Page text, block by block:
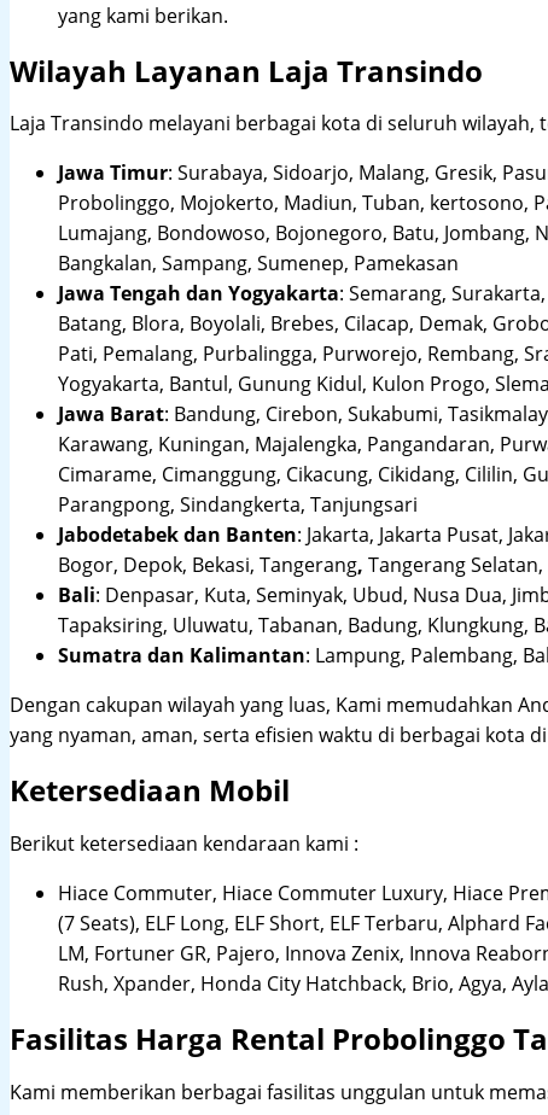
yang kami berikan.
Wilayah Layanan Laja Transindo
Laja Transindo melayani berbagai kota di seluruh wilayah,
Jawa Timur: Surabaya, Sidoarjo, Malang, Gresik,
Probolinggo, Mojokerto, Madiun, Tuban, kertosono,
Lumajang, Bondowoso, Bojonegoro, Batu, Jombang,
Bangkalan, Sampang, Sumenep, Pamekasan
Jawa Tengah dan Yogyakarta: Semarang,
Batang, Blora, Boyolali, Brebes, Cilacap, Demak,
Pati, Pemalang, Purbalingga, Purworejo, Rembang,
Yogyakarta, Bantul, Gunung Kidul, Kulon Progo,
Jawa Barat: Bandung, Cirebon, Sukabumi,
Karawang, Kuningan, Majalengka, Pangandaran,
Cimarame, Cimanggung, Cikacung, Cikidang, Cililin,
Parangpong, Sindangkerta, Tanjungsari
Jabodetabek dan Banten: Jakarta, Jakarta Pusat,
Bogor, Depok, Bekasi, Tangerang, Tangerang
Bali: Denpasar, Kuta, Seminyak, Ubud, Nusa Dua,
Tapaksiring, Uluwatu, Tabanan, Badung, Klungkung,
Sumatra dan Kalimantan: Lampung, Palembang,
Dengan cakupan wilayah yang luas, Kami memudahkan
yang nyaman, aman, serta efisien waktu di berbagai kota
Ketersediaan Mobil
Berikut ketersediaan kendaraan kami :
Hiace Commuter, Hiace Commuter Luxury, Hiace
(7 Seats), ELF Long, ELF Short, ELF Terbaru, Alphard
LM, Fortuner GR, Pajero, Innova Zenix, Innova
Rush, Xpander, Honda City Hatchback, Brio, Agya,
Fasilitas Harga Rental Probolinggo
Kami memberikan berbagai fasilitas unggulan untuk